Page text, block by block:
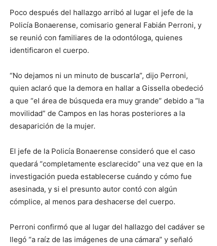
Poco después del hallazgo arribó al lugar el jefe de la
Policía Bonaerense, comisario general Fabián Perroni, y
se reunió con familiares de la odontóloga, quienes
identificaron el cuerpo.
“No dejamos ni un minuto de buscarla”, dijo Perroni,
quien aclaró que la demora en hallar a Gissella obedeció
a que “el área de búsqueda era muy grande” debido a “la
movilidad” de Campos en las horas posteriores a la
desaparición de la mujer.
El jefe de la Policía Bonaerense consideró que el caso
quedará “completamente esclarecido” una vez que en la
investigación pueda establecerse cuándo y cómo fue
asesinada, y si el presunto autor contó con algún
cómplice, al menos para deshacerse del cuerpo.
Perroni confirmó que al lugar del hallazgo del cadáver se
llegó “a raíz de las imágenes de una cámara” y señaló